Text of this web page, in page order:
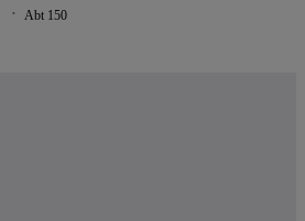
Abt 150